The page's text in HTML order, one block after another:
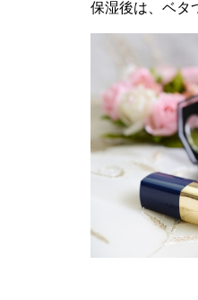
保湿後は、ベタ